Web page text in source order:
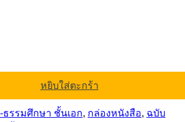
หยิบใส่ตะกร้า
รรมศึกษา ชั้นเอก, กล่องหนังสือ, ฉบับ